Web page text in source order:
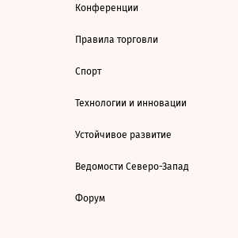
Конференции
Правила торговли
Спорт
Технологии и инновации
Устойчивое развитие
Ведомости Северо-Запад
Форум